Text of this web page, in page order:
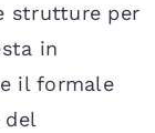
strutture per
in
il formale
del